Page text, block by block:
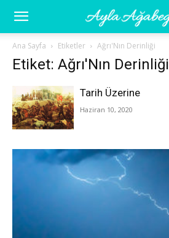
Ayla
Ağabegüm
Ana Sayfa Etiketler Ağrı'Nın Derinliği
Etiket: Ağrı'Nın Derinliği
Tarih Üzerine
Haziran 10, 2020